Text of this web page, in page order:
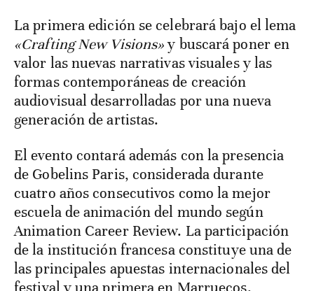
La primera edición se celebrará bajo el lema
«Crafting New Visions»y buscará poner en
valor las nuevas narrativas visuales y las
formas contemporáneas de creación
audiovisual desarrolladas por una nueva
generación de artistas.
El evento contará además con la presencia
de Gobelins Paris, considerada durante
cuatro años consecutivos como la mejor
escuela de animación del mundo según
Animation Career Review. La participación
de la institución francesa constituye una de
las principales apuestas internacionales del